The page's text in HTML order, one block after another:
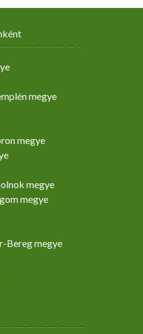
megye
megye
megye
megye
Bereg megye